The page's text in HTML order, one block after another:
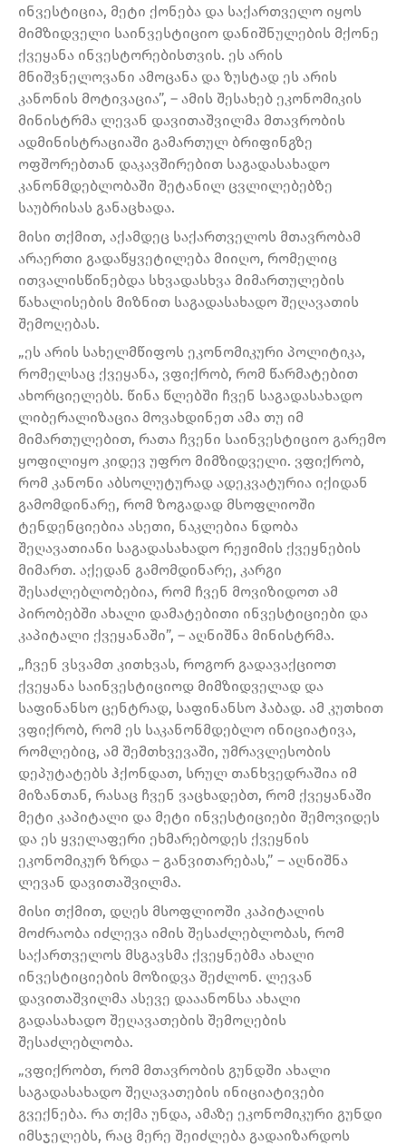
ინვესტიცია, მეტი ქონება და საქართველო იყოს
მიმზიდველი საინვესტიციო დანიშნულების მქონე
ქვეყანა ინვესტორებისთვის. ეს არის
მნიშვნელოვანი ამოცანა და ზუსტად ეს არის
კანონის მოტივაცია”, – ამის შესახებ ეკონომიკის
მინისტრმა ლევან დავითაშვილმა მთავრობის
ადმინისტრაციაში გამართულ ბრიფინგზე
ოფშორებთან დაკავშირებით საგადასახადო
კანონმდებლობაში შეტანილ ცვლილებებზე
საუბრისას განაცხადა.
მისი თქმით, აქამდეც საქართველოს მთავრობამ
არაერთი გადაწყვეტილება მიიღო, რომელიც
ითვალისწინებდა სხვადასხვა მიმართულების
წახალისების მიზნით საგადასახადო შეღავათის
შემოღებას.
„ეს არის სახელმწიფოს ეკონომიკური პოლიტიკა,
რომელსაც ქვეყანა, ვფიქრობ, რომ წარმატებით
ახორციელებს. წინა წლებში ჩვენ საგადასახადო
ლიბერალიზაცია მოვახდინეთ ამა თუ იმ
მიმართულებით, რათა ჩვენი საინვესტიციო გარემო
ყოფილიყო კიდევ უფრო მიმზიდველი. ვფიქრობ,
რომ კანონი აბსოლუტურად ადეკვატურია იქიდან
გამომდინარე, რომ ზოგადად მსოფლიოში
ტენდენციებია ასეთი, ნაკლებია ნდობა
შეღავათიანი საგადასახადო რეჟიმის ქვეყნების
მიმართ. აქედან გამომდინარე, კარგი
შესაძლებლობებია, რომ ჩვენ მოვიზიდოთ ამ
პირობებში ახალი დამატებითი ინვესტიციები და
კაპიტალი ქვეყანაში”, – აღნიშნა მინისტრმა.
„ჩვენ ვსვამთ კითხვას, როგორ გადავაქციოთ
ქვეყანა საინვესტიციოდ მიმზიდველად და
საფინანსო ცენტრად, საფინანსო ჰაბად. ამ კუთხით
ვფიქრობ, რომ ეს საკანონმდებლო ინიციატივა,
რომლებიც, ამ შემთხვევაში, უმრავლესობის
დეპუტატებს ჰქონდათ, სრულ თანხვედრაშია იმ
მიზანთან, რასაც ჩვენ ვაცხადებთ, რომ ქვეყანაში
მეტი კაპიტალი და მეტი ინვესტიციები შემოვიდეს
და ეს ყველაფერი ეხმარებოდეს ქვეყნის
ეკონომიკურ ზრდა – განვითარებას,” – აღნიშნა
ლევან დავითაშვილმა.
მისი თქმით, დღეს მსოფლიოში კაპიტალის
მოძრაობა იძლევა იმის შესაძლებლობას, რომ
საქართველოს მსგავსმა ქვეყნებმა ახალი
ინვესტიციების მოზიდვა შეძლონ. ლევან
დავითაშვილმა ასევე დააანონსა ახალი
გადასახადო შეღავათების შემოღების
შესაძლებლობა.
„ვფიქრობთ, რომ მთავრობის გუნდში ახალი
საგადასახადო შეღავათების ინიციატივები
გვექნება. რა თქმა უნდა, ამაზე ეკონომიკური გუნდი
იმსჯელებს, რაც მერე შეიძლება გადაიზარდოს